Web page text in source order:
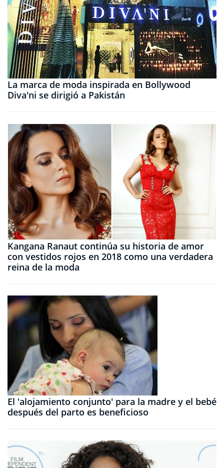
La marca de moda inspirada en Bollywood
Diva'ni se dirigió a Pakistán
Kangana Ranaut continúa su historia de amor
con vestidos rojos en 2018 como una verdadera
reina de la moda
El 'alojamiento conjunto' para la madre y el bebé
después del parto es beneficioso